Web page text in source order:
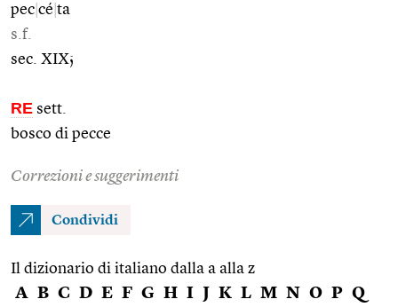
pec cé ta
s.f.
sec. XIX;
RE sett.
bosco di pecce
Correzioni e suggerimenti
Condividi
Il dizionario di italiano dalla a alla z
A B C D E F G H I J K L M N O P Q